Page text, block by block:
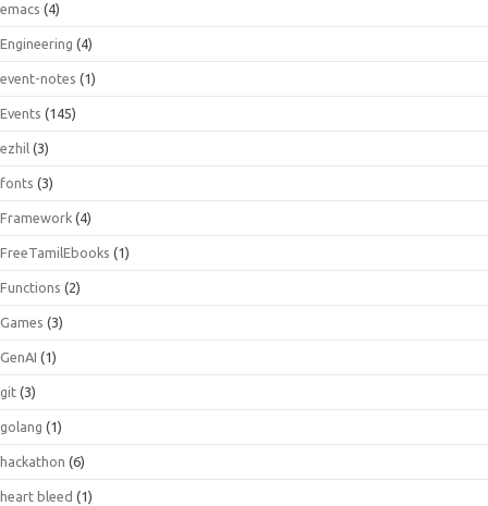
emacs (4)
Engineering (4)
event-notes (1)
Events (145)
ezhil (3)
fonts (3)
Framework (4)
FreeTamilEbooks (1)
Functions (2)
Games (3)
GenAI (1)
git (3)
golang (1)
hackathon (6)
heart bleed (1)